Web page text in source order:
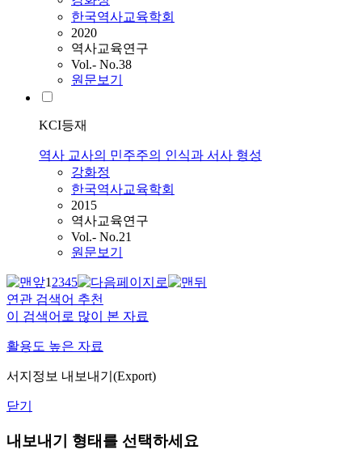
한국역사교육학회
2020
역사교육연구
Vol.- No.38
원문보기
KCI등재
역사 교사의 민주주의 인식과 서사 형성
강화정
한국역사교육학회
2015
역사교육연구
Vol.- No.21
원문보기
12345
연관 검색어 추천
이 검색어로 많이 본 자료
활용도 높은 자료
서지정보 내보내기(Export)
닫기
내보내기 형태를 선택하세요